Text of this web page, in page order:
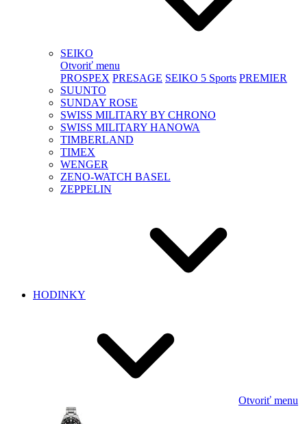
SEIKO
Otvoriť menu
PROSPEX PRESAGE SEIKO 5 Sports PREMIER
SUUNTO
SUNDAY ROSE
SWISS MILITARY BY CHRONO
SWISS MILITARY HANOWA
TIMBERLAND
TIMEX
WENGER
ZENO-WATCH BASEL
ZEPPELIN
HODINKY
Otvoriť menu